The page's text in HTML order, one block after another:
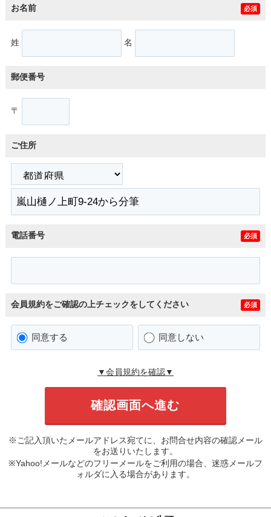
お名前 必須
姓 名
郵便番号
〒
ご住所
電話番号 必須
会員規約をご確認の上チェックをしてください 必須
同意する 同意しない
▼会員規約を確認▼
※ご記入頂いたメールアドレス宛てに、お問合せ内容の確認メール
をお送りいたします。
※Yahoo!メールなどのフリーメールをご利用の場合、迷惑メールフ
ォルダに入る場合があります。